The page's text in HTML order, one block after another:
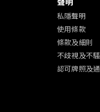
聲明
私隱聲明
使用條款
條款及細則
不歧視及不
認可牌照及